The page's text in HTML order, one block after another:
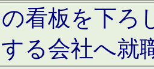
看板を下ろ
る会社へ就